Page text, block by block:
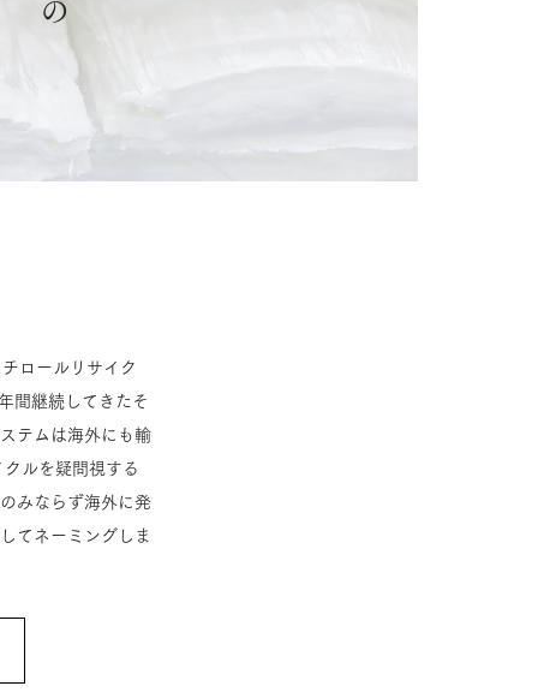
ロールリサイク
間継続してきたそ
テムは海外にも輸
ルを疑問視する
みならず海外に発
てネーミングしま